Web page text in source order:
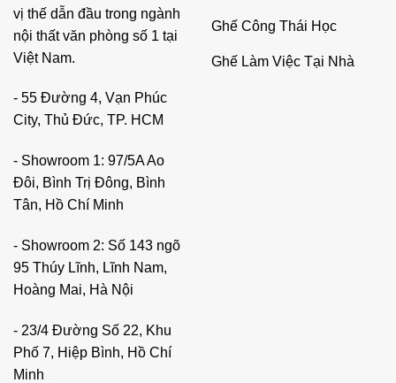
vị thế dẫn đầu trong ngành
nội thất văn phòng số 1 tại
Việt Nam.
- 55 Đường 4, Vạn Phúc
City, Thủ Đức, TP. HCM
- Showroom 1: 97/5A Ao
Đôi, Bình Trị Đông, Bình
Tân, Hồ Chí Minh
- Showroom 2: Số 143 ngõ
95 Thúy Lĩnh, Lĩnh Nam,
Hoàng Mai, Hà Nội
- 23/4 Đường Số 22, Khu
Phố 7, Hiệp Bình, Hồ Chí
Minh
Ghế Công Thái Học
Ghế Làm Việc Tại Nhà